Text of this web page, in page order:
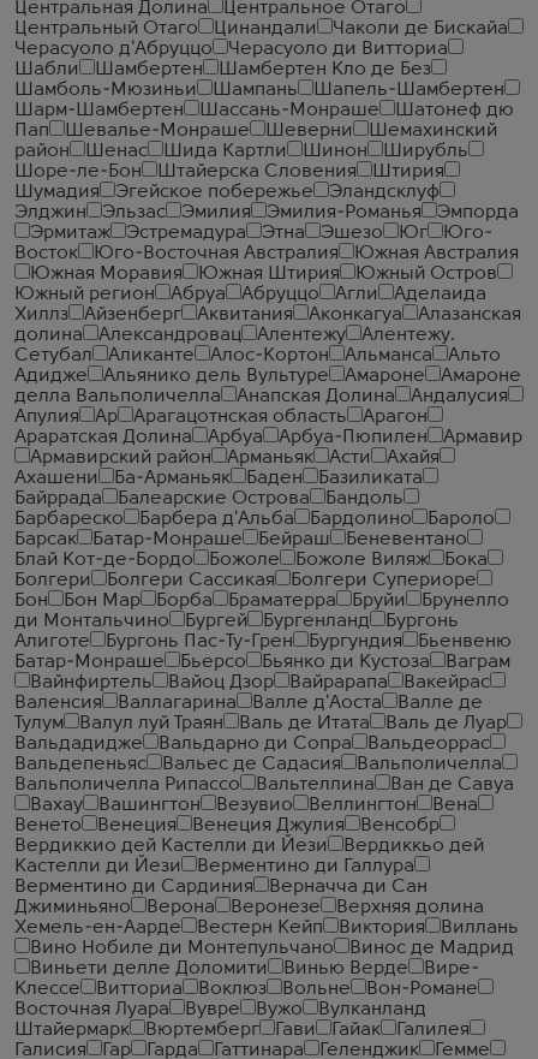
Центральная Долина
Центральное Отаго
Центральный Отаго
Цинандали
Чаколи де Бискайа
Черасуоло д'Абруццо
Черасуоло ди Витториа
Шабли
Шамбертен
Шамбертен Кло де Без
Шамболь-Мюзиньи
Шампань
Шапель-Шамбертен
Шарм-Шамбертен
Шассань-Монраше
Шатонеф дю
Пап
Шевалье-Монраше Шеверни
Шемахинский
район
Шенас Шида Картли Шинон
Ширубль
Шоре-ле-Бон
Штайерска Словения
Штирия
Шумадия
Эгейское побережье
Эландсклуф
Элджин
Эльзас Эмилия Эмилия-Романья
Эмпорда
Эрмитаж
Эстремадура Этна Эшезо Юг
Юго-
Восток
Юго-Восточная Австралия
Южная Австралия
Южная Моравия
Южная Штирия
Южный Остров
Южный регион
Абруа Абруццо Агли
Аделаида
Хиллз
Айзенберг Аквитания Аконкагуа
Алазанская
долина
Александровац Алентежу
Алентежу.
Сетубал
Аликанте Алос-Кортон Альманса
Альто
Адидже
Альянико дель Вультуре Амароне
Амароне
делла Вальполичелла
Анапская Долина
Андалусия
Апулия
Ар Арагацотнская область
Арагон
Араратская Долина
Арбуа Арбуа-Пюпилен
Армавир
Армавирский район
Арманьяк Асти
Ахайя
Ахашени
Ба-Арманьяк Баден
Базиликата
Байррада
Балеарские Острова
Бандоль
Барбареско
Барбера д'Альба Бардолино
Бароло
Барсак
Батар-Монраше Бейраш
Беневентано
Блай Кот-де-Бордо
Божоле Божоле Виляж
Бока
Болгери
Болгери Сассикая
Болгери Супериоре
Бон
Бон Мар Борба Браматерра Бруйи
Брунелло
ди Монтальчино
Бургей Бургенланд
Бургонь
Алиготе
Бургонь Пас-Ту-Грен Бургундия
Бьенвеню
Батар-Монраше
Бьерсо Бьянко ди Кустоза
Ваграм
Вайнфиртель
Вайоц Дзор Вайрарапа
Вакейрас
Валенсия
Валлагарина Валле д'Аоста
Валле де
Тулум
Валул луй Траян Валь де Итата
Валь де Луар
Вальдадидже
Вальдарно ди Сопра
Вальдеоррас
Вальдепеньяс
Вальес де Садасия
Вальполичелла
Вальполичелла Рипассо
Вальтеллина
Ван де Савуа
Вахау
Вашингтон Везувио Веллингтон
Вена
Венето
Венеция Венеция Джулия
Венсобр
Вердиккио дей Кастелли ди Йези
Вердиккьо дей
Кастелли ди Йези
Верментино ди Галлура
Верментино ди Сардиния
Верначча ди Сан
Джиминьяно
Верона Веронезе
Верхняя долина
Хемель-ен-Аарде
Вестерн Кейп Виктория
Виллань
Вино Нобиле ди Монтепульчано
Винос де Мадрид
Виньети делле Доломити
Винью Верде
Вире-
Клессе
Витториа Воклюз Вольне
Вон-Романе
Восточная Луара
Вувре Вужо
Вулканланд
Штайермарк
Вюртемберг Гави Гайак
Галилея
Галисия
Гар Гарда Гаттинара Геленджик
Гемме